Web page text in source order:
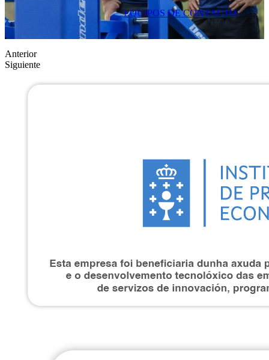
EQUIPOS DE CONTACTO
Anterior
Siguiente